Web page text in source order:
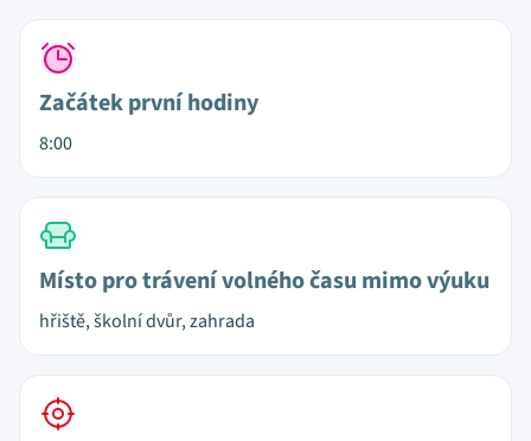
Začátek první hodiny
8:00
Místo pro trávení volného času mimo výuku
hřiště, školní dvůr, zahrada